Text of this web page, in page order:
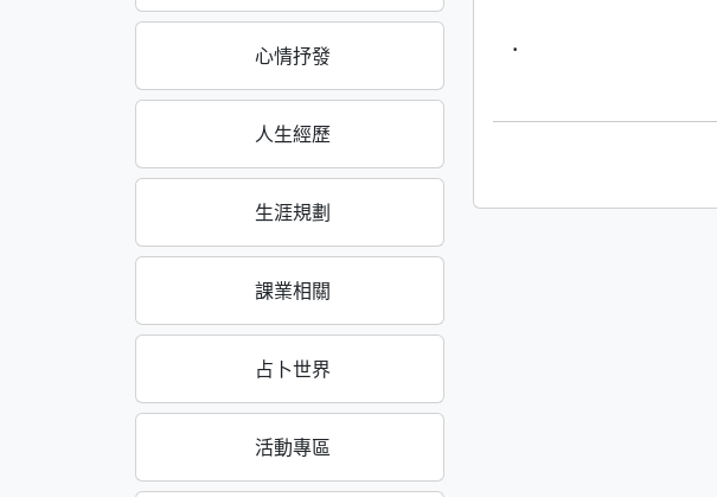
心情抒發
人生經歷
生涯規劃
課業相關
占卜世界
活動專區
·